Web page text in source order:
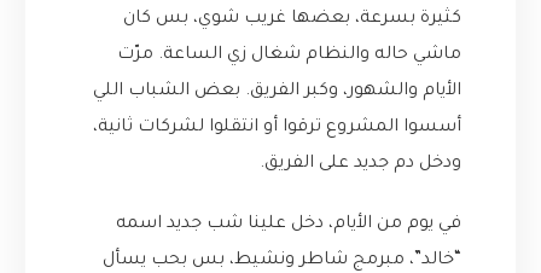
كثيرة بسرعة، بعضها غريب شوي، بس كان
ماشي حاله والنظام شغال زي الساعة. مرّت
الأيام والشهور، وكبر الفريق. بعض الشباب اللي
أسسوا المشروع ترقوا أو انتقلوا لشركات ثانية،
ودخل دم جديد على الفريق.
في يوم من الأيام، دخل علينا شب جديد اسمه
“خالد”، مبرمج شاطر ونشيط، بس بحب يسأل